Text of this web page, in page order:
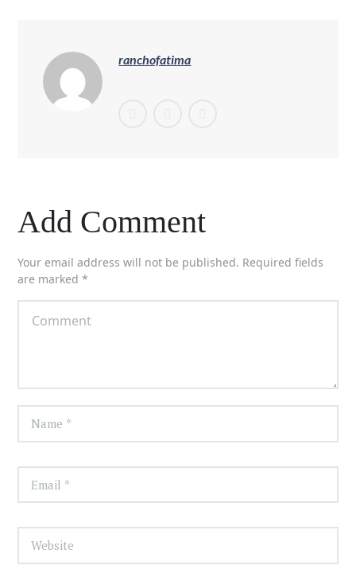
ranchofatima
Add Comment
Your email address will not be published. Required fields
are marked *